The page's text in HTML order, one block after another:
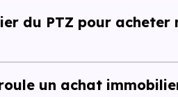
Avec 52 % de propriétaires
d'investissement ou d'achat
du PTZ pour
un achat